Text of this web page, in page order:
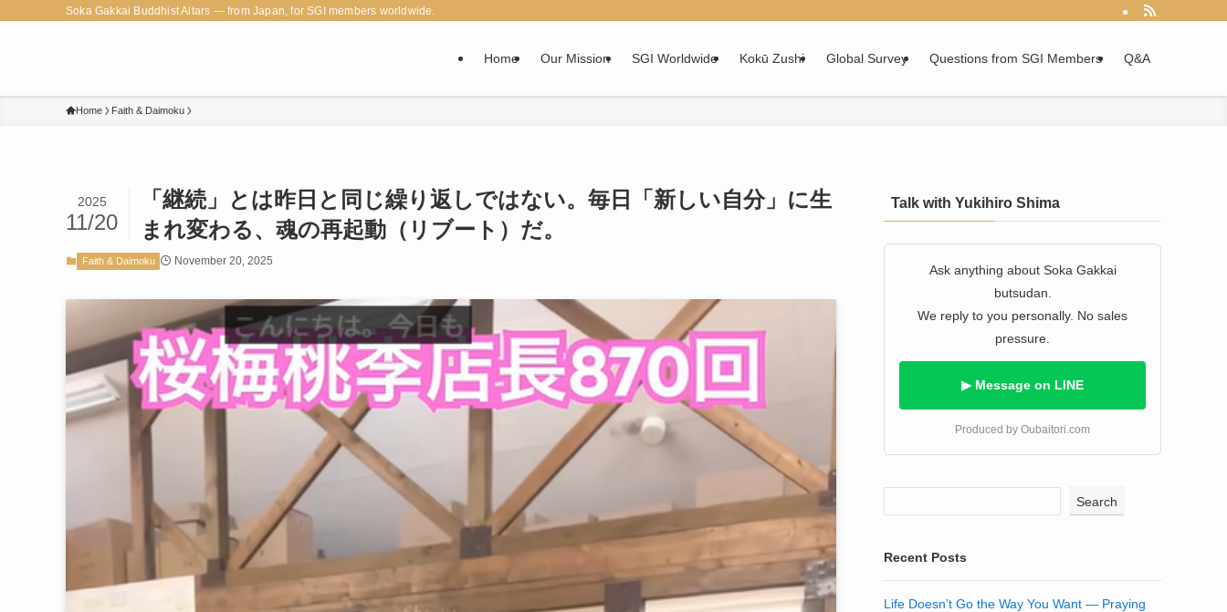
Soka Gakkai Buddhist Altars — from Japan, for SGI members worldwide.
Home Our Mission SGI Worldwide Kokū Zushi Global Survey Questions from SGI Members Q&A
Home Faith & Daimoku
「継続」とは昨日と同じ繰り返しではない。毎日「新しい自分」に生
まれ変わる、魂の再起動（リブート）だ。
2025
11/20
Faith & Daimoku November 20, 2025
Talk with Yukihiro Shima
Ask anything about Soka Gakkai
butsudan.
We reply to you personally. No sales
pressure.
▶ Message on LINE
Produced by Oubaitori.com
Search
Recent Posts
Life Doesn’t Go the Way You Want — Praying